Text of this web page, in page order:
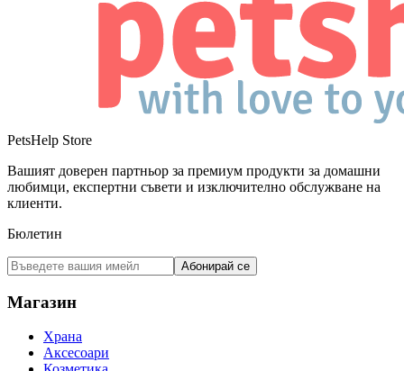
PetsHelp Store
Вашият доверен партньор за премиум продукти за домашни
любимци, експертни съвети и изключително обслужване на
клиенти.
Бюлетин
Абонирай се
Магазин
Храна
Аксесоари